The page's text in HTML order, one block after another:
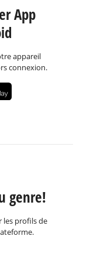
App
appareil
connexion.
genre!
les profils de